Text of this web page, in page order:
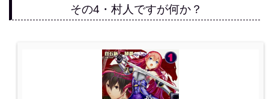
その4・村人ですが何か？